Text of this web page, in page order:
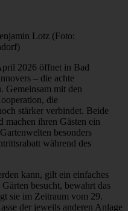
Lotz (Foto:
2026 öffnet in Bad
– die achte
Gemeinsam mit den
die
stärker verbindet. Beide
machen ihren Gästen ein
besonders
während des
kann, gilt ein einfaches
besucht, bewahrt das
sie im Zeitraum vom 29.
der jeweils anderen Anlage